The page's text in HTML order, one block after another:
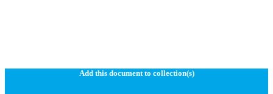
Add this document to collection(s)